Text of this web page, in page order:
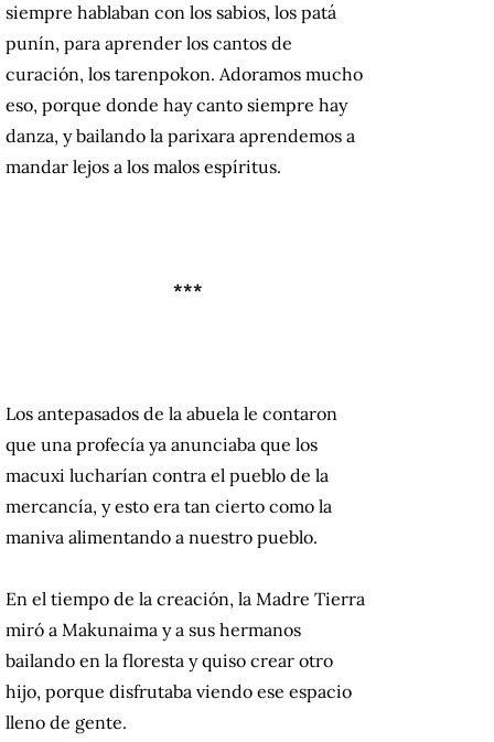
siempre hablaban con los sabios, los patá
punín, para aprender los cantos de
curación, los tarenpokon. Adoramos mucho
eso, porque donde hay canto siempre hay
danza, y bailando la parixara aprendemos a
mandar lejos a los malos espíritus.
***
Los antepasados de la abuela le contaron
que una profecía ya anunciaba que los
macuxi lucharían contra el pueblo de la
mercancía, y esto era tan cierto como la
maniva alimentando a nuestro pueblo.
En el tiempo de la creación, la Madre Tierra
miró a Makunaima y a sus hermanos
bailando en la floresta y quiso crear otro
hijo, porque disfrutaba viendo ese espacio
lleno de gente.